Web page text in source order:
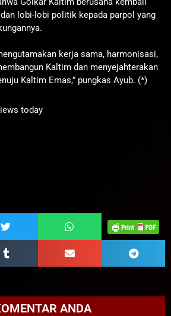
lobi-lobi politik kepada parpol yang
kerja sama, harmonisasi,
Kaltim dan menyejahterakan
Kaltim Emas,” pungkas Ayub. (*)
today
ANDA